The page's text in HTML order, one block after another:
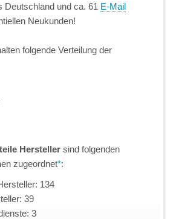
Deutschland und ca. 61 E-Mail
Neukunden!
folgende Verteilung der
Hersteller sind folgenden
zugeordnet*:
134
39
3